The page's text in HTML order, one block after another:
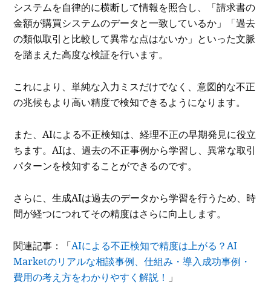
システムを自律的に横断して情報を照合し、「請求書の
金額が購買システムのデータと一致しているか」「過去
の類似取引と比較して異常な点はないか」といった文脈
を踏まえた高度な検証を行います。
これにより、単純な入力ミスだけでなく、意図的な不正
の兆候もより高い精度で検知できるようになります。
また、AIによる不正検知は、経理不正の早期発見に役立
ちます。AIは、過去の不正事例から学習し、異常な取引
パターンを検知することができるのです。
さらに、生成AIは過去のデータから学習を行うため、時
間が経つにつれてその精度はさらに向上します。
関連記事：「AIによる不正検知で精度は上がる？AI
Marketのリアルな相談事例、仕組み・導入成功事例・
費用の考え方をわかりやすく解説！ 」